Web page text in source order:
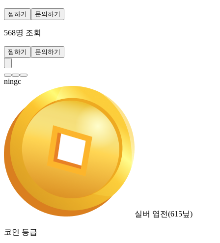
찜하기 문의하기
568명 조회
찜하기 문의하기
ningc
실버 엽전(615닢)
코인 등급